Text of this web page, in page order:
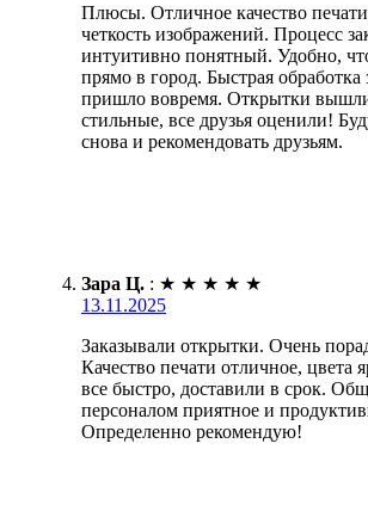
Плюсы. Отличное качество
четкость изображений. Процесс
интуитивно понятный. Удобно,
прямо в город. Быстрая обработка
пришло вовремя. Открытки
стильные, все друзья оценили!
снова и рекомендовать друзьям.
Зара Ц. : ★ ★ ★ ★ ★
13.11.2025
Заказывали открытки. Очень
Качество печати отличное, цвета
все быстро, доставили в срок.
персоналом приятное и
Определенно рекомендую!